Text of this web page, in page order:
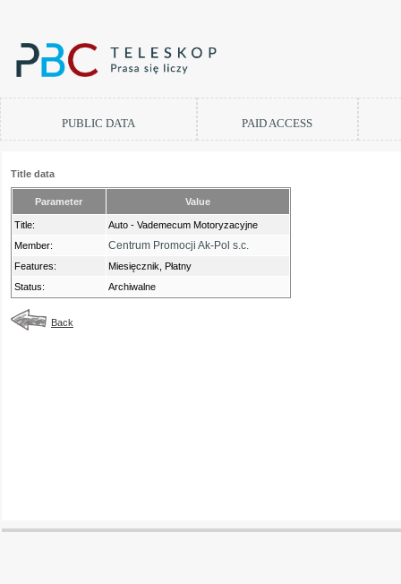
PUBLIC DATA PAID ACCESS
Title data
Parameter Value
Title:
Auto - Vademecum Motoryzacyjne
Member:
Centrum Promocji Ak-Pol s.c.
Features:
Miesięcznik, Płatny
Status:
Archiwalne
Back